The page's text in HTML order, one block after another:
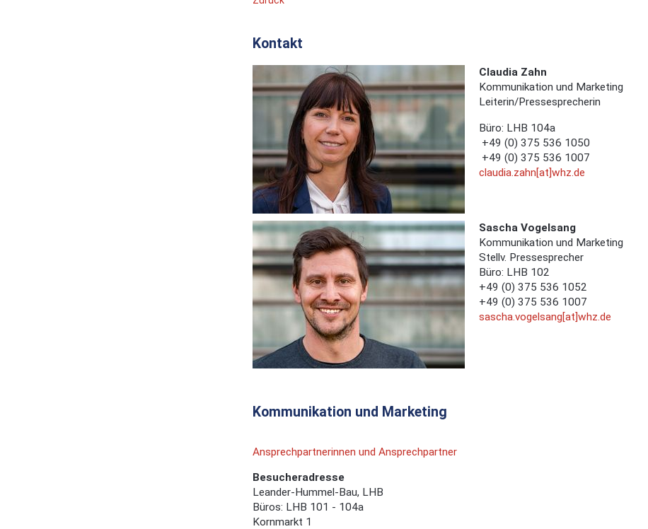
Kontakt
Claudia Zahn
Kommunikation und Marketing
Leiterin/Pressesprecherin
Büro: LHB 104a
+49 (0) 375 536 1050
+49 (0) 375 536 1007
claudia.zahn[at]whz.de
Sascha Vogelsang
Kommunikation und Marketing
Stellv. Pressesprecher
Büro: LHB 102
+49 (0) 375 536 1052
+49 (0) 375 536 1007
sascha.vogelsang[at]whz.de
Kommunikation und Marketing
Ansprechpartnerinnen und Ansprechpartner
Besucheradresse
Leander-Hummel-Bau, LHB
Büros: LHB 101 - 104a
Kornmarkt 1